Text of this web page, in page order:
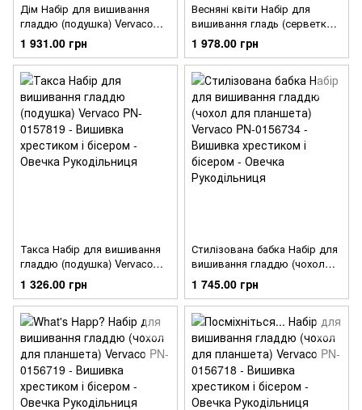
Дім Набір для вишивання
гладдю (подушка) Vervaco
PN-0162153
1 931.00 грн
Весняні квіти Набір для
вишивання гладь (серветка)
Vervaco PN-0162071
1 978.00 грн
Такса Набір для вишивання
гладдю (подушка) Vervaco
PN-0157819
1 326.00 грн
Стилізована бабка Набір для
вишивання гладдю (чохол
для планшета) Vervaco PN-
0156734
1 745.00 грн